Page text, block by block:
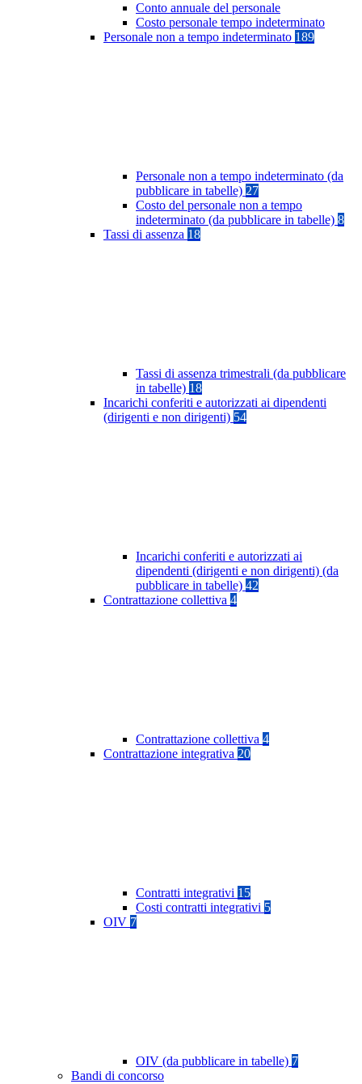
Conto annuale del personale
Costo personale tempo indeterminato
Personale non a tempo indeterminato 189
Personale non a tempo indeterminato (da
pubblicare in tabelle) 27
Costo del personale non a tempo
indeterminato (da pubblicare in tabelle) 8
Tassi di assenza 18
Tassi di assenza trimestrali (da pubblicare
in tabelle) 18
Incarichi conferiti e autorizzati ai dipendenti
(dirigenti e non dirigenti) 54
Incarichi conferiti e autorizzati ai
dipendenti (dirigenti e non dirigenti) (da
pubblicare in tabelle) 42
Contrattazione collettiva 4
Contrattazione collettiva 4
Contrattazione integrativa 20
Contratti integrativi 15
Costi contratti integrativi 5
OIV 7
OIV (da pubblicare in tabelle) 7
Bandi di concorso